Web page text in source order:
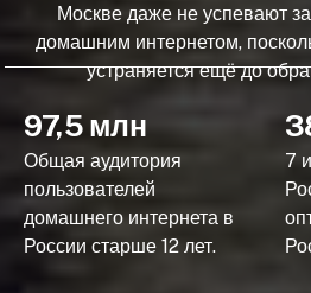
Москве даже не успевают
домашним интернетом,
устраняется ещё до
97,5 млн
Общая аудитория
пользователей
домашнего интернета в
России старше 12 лет.
7